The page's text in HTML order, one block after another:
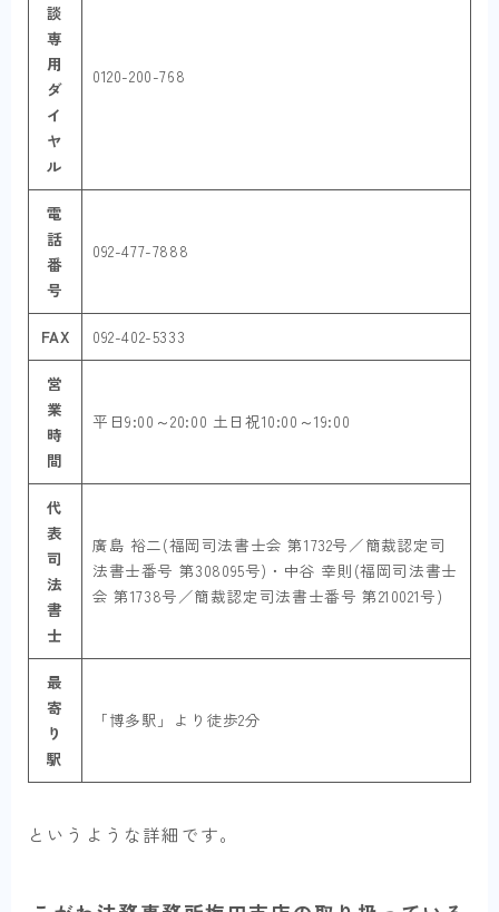
談
専
用
ダ
イ
ヤ
ル
0120-200-768
電
話
番
号
092-477-7888
FAX 092-402-5333
営
業
時
間
平日9:00～20:00 土日祝10:00～19:00
代
表
司
法
書
士
廣島 裕二(福岡司法書士会 第1732号／簡裁認定司
法書士番号 第308095号)・中谷 幸則(福岡司法書士
会 第1738号／簡裁認定司法書士番号 第210021号)
最
寄
り
駅
「博多駅」より徒歩2分
というような詳細です。